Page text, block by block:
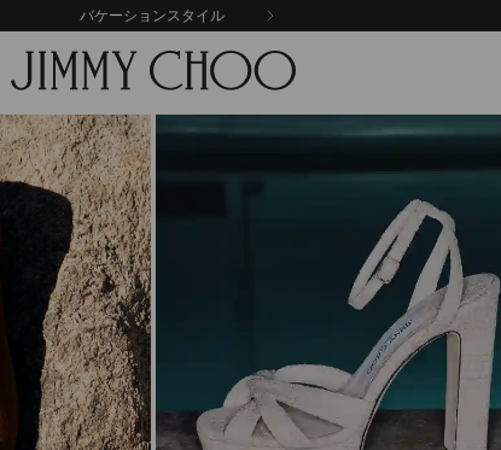
バケーションスタイル